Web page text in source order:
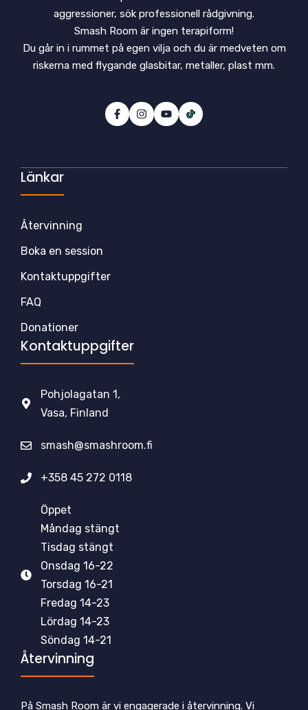
aggressioner, sök professionell rådgivning.
Smash Room är ingen terapiform!
Du går in i rummet på egen vilja och du är medveten om
riskerna med flygande glasbitar, metaller, plast mm.
Länkar
Återvinning
Boka en session
Kontaktuppgifter
FAQ
Donationer
Kontaktuppgifter
Pohjolagatan 1,
Vasa, Finland
smash@smashroom.fi
+358 45 272 0118
Öppet
Måndag stängt
Tisdag stängt
Onsdag 16-22
Torsdag 16-21
Fredag 14-23
Lördag 14-23
Söndag 14-21
Återvinning
På Smash Room är vi engagerade i återvinning. Vi